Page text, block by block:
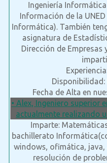
Ingeniería
Información de la
Informática). También
asignatura de
Dirección de
Fecha de Alta en
• Alex, Ingeniero superior
actualmente realizando
Imparte:
bachillerato
windows, ofimática,
resolución de